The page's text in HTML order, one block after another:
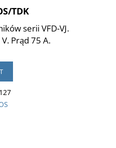
TDK
serii VFD-VJ.
Prąd 75 A.